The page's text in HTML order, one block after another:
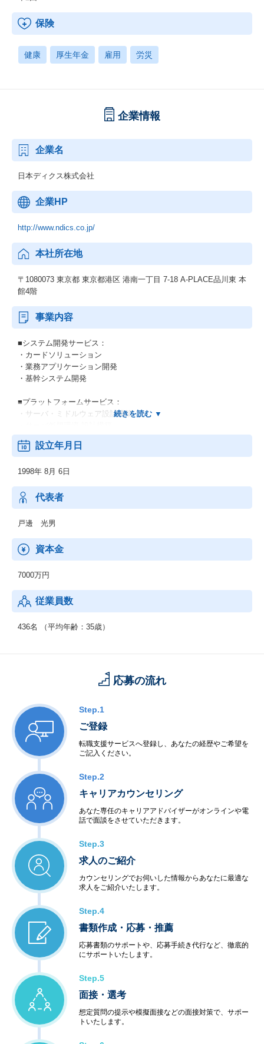
保険
健康 厚生年金 雇用 労災
企業情報
企業名
日本ディクス株式会社
企業HP
http://www.ndics.co.jp/
本社所在地
〒1080073 東京都 東京都港区 港南一丁目 7-18 A-PLACE品川東 本
館4階
事業内容
■システム開発サービス：
・カードソリューション
・業務アプリケーション開発
・基幹システム開発
■プラットフォームサービス：
・サーバ・ミドルウェア設計構築
・ストレージ設計構築
・ネットワーク設計構築
■ファシリティーサービス：
・電気設備 設計施工
・ネットワーク設備 設計施工
・セキュリティ設備 設計施工
■保守サービス：
・ネットワーク設備 保守
・サーバ・クライアントPC・ネットワーク機器 保守
■アウトソーシングサービス：
・BPO
など
設立年月日
1998年 8月 6日
代表者
戸邊 光男
資本金
7000万円
従業員数
436名 （平均年齢：35歳）
応募の流れ
Step.1
ご登録
転職支援サービスへ登録し、あなたの経歴やご希望を
ご記入ください。
Step.2
キャリアカウンセリング
あなた専任のキャリアアドバイザーがオンラインや電
話で面談をさせていただきます。
Step.3
求人のご紹介
カウンセリングでお伺いした情報からあなたに最適な
求人をご紹介いたします。
Step.4
書類作成・応募・推薦
応募書類のサポートや、応募手続き代行など、徹底的
にサポートいたします。
Step.5
面接・選考
想定質問の提示や模擬面接などの面接対策で、サポー
トいたします。